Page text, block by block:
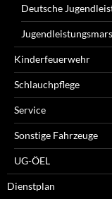
Deutsche
Kinderfeuerwehr
Schlauchpflege
Service
Sonstige Fahrzeuge
UG-ÖEL
Dienstplan